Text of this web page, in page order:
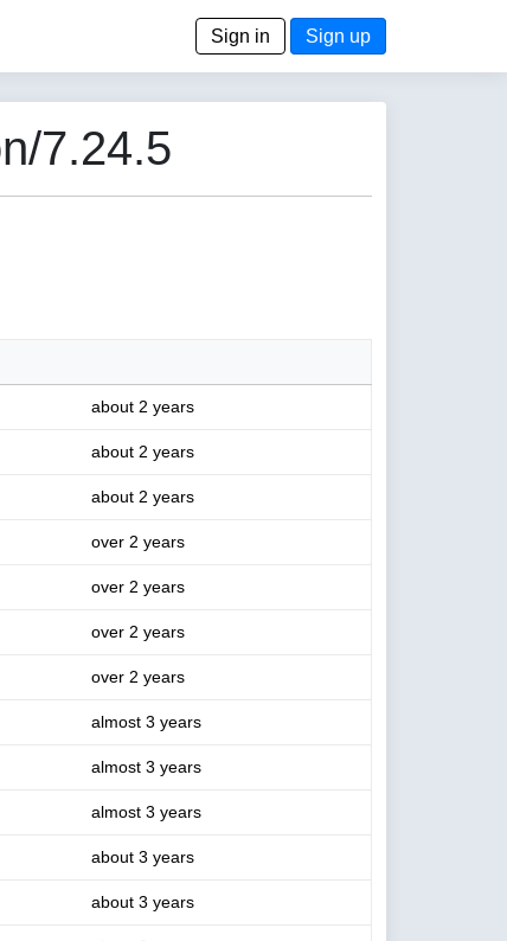
Sign in Sign up
7.24.5
about 2 years
about 2 years
about 2 years
over 2 years
over 2 years
over 2 years
over 2 years
almost 3 years
almost 3 years
almost 3 years
about 3 years
about 3 years